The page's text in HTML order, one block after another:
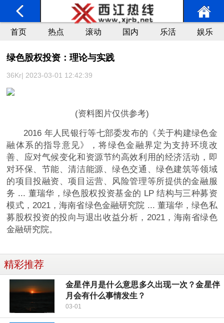
首页 热点 滚动 国内 乐活 娱乐
绿色股权投资：理论与实践
36Kr| 2023-03-01 12:42:39
(资料图片仅供参考)
2016 年人民银行等七部委发布的《关于构建绿色金
融体系的指导意见》，将绿色金融界定为支持环境改
善、应对气候变化和资源节约高效利用的经济活动，即
对环保、节能、清洁能源、绿色交通、绿色建筑等领域
的项目投融资、项目运营、风险管理等所提供的金融服
务 ... 董瑞华，绿色股权投资基金的 LP 结构与三种募资
模式，2021，海南省绿色金融研究院 ... 董瑞华，绿色私
募股权投资的投向与退出收益分析，2021，海南省绿色
金融研究院。
精彩推荐
金星伴月是什么意思多久出现一次？金星伴
月会有什么事情发生？
03-01